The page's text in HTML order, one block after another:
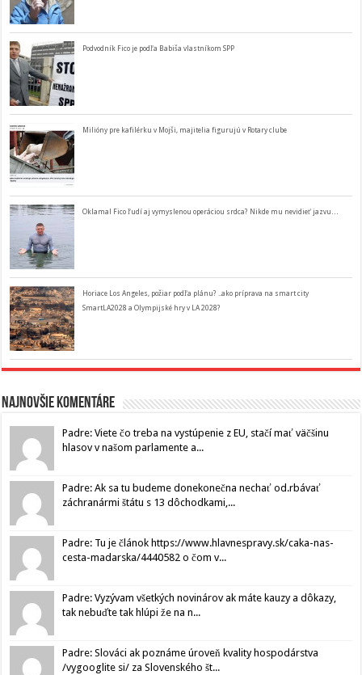
Podvodník Fico je podľa Babiša vlastníkom SPP
Milióny pre kafilérku v Mojši, majitelia figurujú v Rotary clube
Oklamal Fico ľudí aj vymyslenou operáciou srdca? Nikde mu nevidieť jazvu…
Horiace Los Angeles, požiar podľa plánu? ..ako príprava na smart city
SmartLA2028 a Olympijské hry v LA 2028?
Najnovšie komentáre
Padre: Viete čo treba na vystúpenie z EU, stačí mať väčšinu
hlasov v našom parlamente a...
Padre: Ak sa tu budeme donekonečna nechať od.rbávať
záchranármi štátu s 13 dôchodkami,...
Padre: Tu je článok https://www.hlavnespravy.sk/caka-nas-
cesta-madarska/4440582 o čom v...
Padre: Vyzývam všetkých novinárov ak máte kauzy a dôkazy,
tak nebuďte tak hlúpi že na n...
Padre: Slováci ak poznáme úroveň kvality hospodárstva
/vygooglite si/ za Slovenského št...